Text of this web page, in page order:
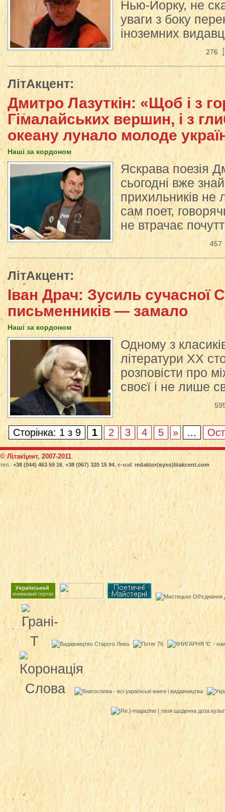
Нью-Йорку, не
уваги з боку
іноземних
276
ЛітАкцент:
Дмитро Лазуткін: «Щоб і з
Гімалайських вершин, і з
океану лунало молоде
Наші за кордоном
Яскрава поезія
сьогодні вже
прихильників не
сам поет,
не втрачає
457
ЛітАкцент:
Іван Драч: Зусиль сучасної
письменників — замало
Наші за кордоном
Одному з
літератури ХХ
розповісти про
своєї і не лише
Сторінка: 1 з 9 1 2 3 4 5 » ...
© Літакцент, 2007-2011.
тел.: +38 (044) 463 59 16 ,+38 (067) 320 15 94 , е-маіl: redaktor(вухо)litakcent.com